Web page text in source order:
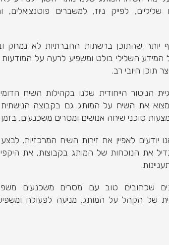
לפייק ניוז, למשברים פוטנציאלים,
יותר שהתוכן ברשתות החברתיות לא נמחק
המידע השלילי בולט ומשפיע לרעה על המודעות
תוכן חיובי רב.
הניטור הייחודית שלנו בקהילות השיח
את השיח על המותג גם בקבוצה הנישתית
סוכני שיחה אנושים ומסרים משכנעים,
יודעים לאפיין את זירות השיח המרכזיות,
את הנוכחות של המותג בקבוצות, את
שכתובים טוב עם מסרים משכנעים
של הקהל על המותג, מניעה לפעולה